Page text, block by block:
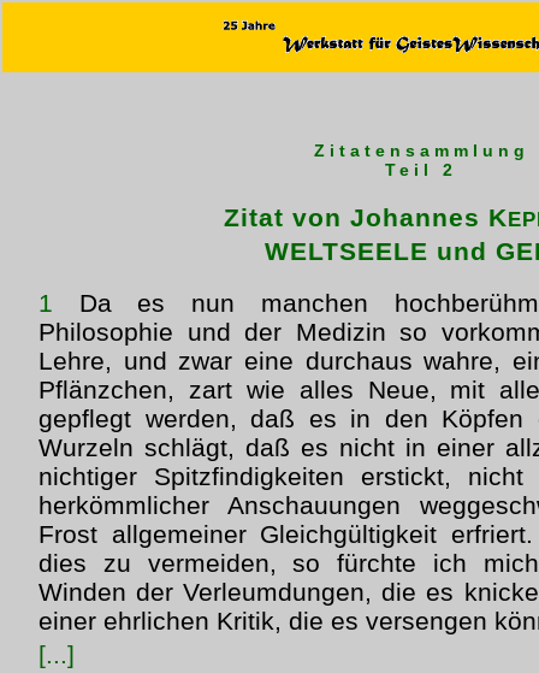
Zitatensammlung
Teil 2
Zitat von Johannes K
WELTSEELE und
1 Da es nun manchen
Philosophie und der Medizin so
Lehre, und zwar eine durchaus wahre,
Pflänzchen, zart wie alles Neue, mit
gepflegt werden, daß es in den Köpfen
Wurzeln schlägt, daß es nicht in einer
nichtiger Spitzfindigkeiten erstickt,
herkömmlicher Anschauungen
Frost allgemeiner Gleichgültigkeit
dies zu vermeiden, so fürchte ich
Winden der Verleumdungen, die es
einer ehrlichen Kritik, die es versengen
[...]